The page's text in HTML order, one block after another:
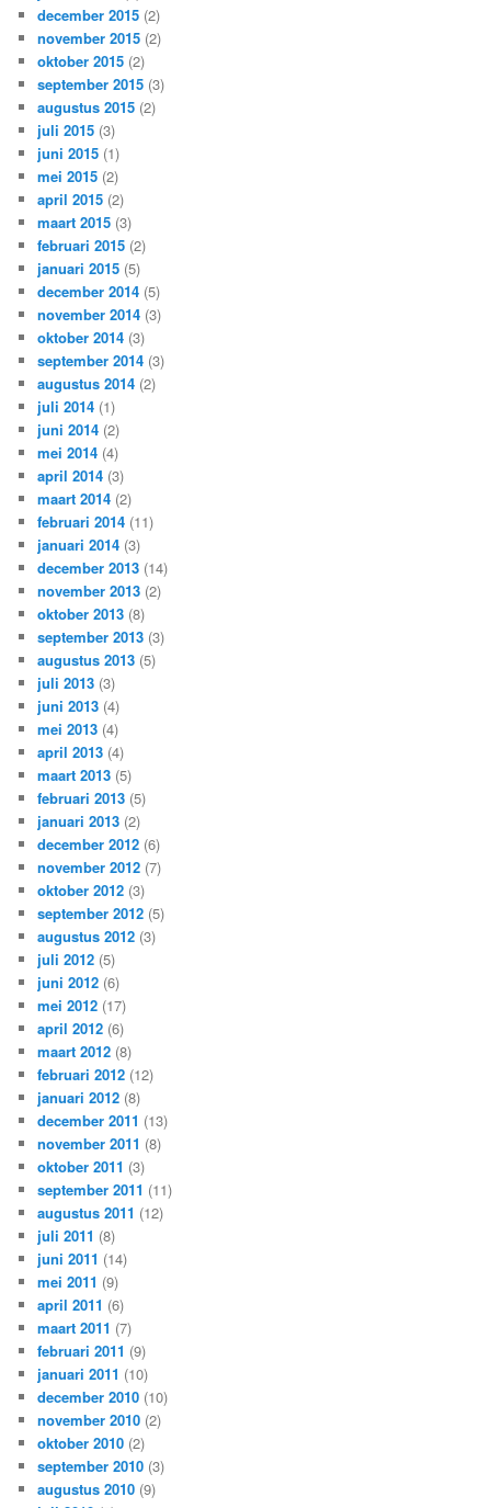
december 2015 (2)
november 2015 (2)
oktober 2015 (2)
september 2015 (3)
augustus 2015 (2)
juli 2015 (3)
juni 2015 (1)
mei 2015 (2)
april 2015 (2)
maart 2015 (3)
februari 2015 (2)
januari 2015 (5)
december 2014 (5)
november 2014 (3)
oktober 2014 (3)
september 2014 (3)
augustus 2014 (2)
juli 2014 (1)
juni 2014 (2)
mei 2014 (4)
april 2014 (3)
maart 2014 (2)
februari 2014 (11)
januari 2014 (3)
december 2013 (14)
november 2013 (2)
oktober 2013 (8)
september 2013 (3)
augustus 2013 (5)
juli 2013 (3)
juni 2013 (4)
mei 2013 (4)
april 2013 (4)
maart 2013 (5)
februari 2013 (5)
januari 2013 (2)
december 2012 (6)
november 2012 (7)
oktober 2012 (3)
september 2012 (5)
augustus 2012 (3)
juli 2012 (5)
juni 2012 (6)
mei 2012 (17)
april 2012 (6)
maart 2012 (8)
februari 2012 (12)
januari 2012 (8)
december 2011 (13)
november 2011 (8)
oktober 2011 (3)
september 2011 (11)
augustus 2011 (12)
juli 2011 (8)
juni 2011 (14)
mei 2011 (9)
april 2011 (6)
maart 2011 (7)
februari 2011 (9)
januari 2011 (10)
december 2010 (10)
november 2010 (2)
oktober 2010 (2)
september 2010 (3)
augustus 2010 (9)